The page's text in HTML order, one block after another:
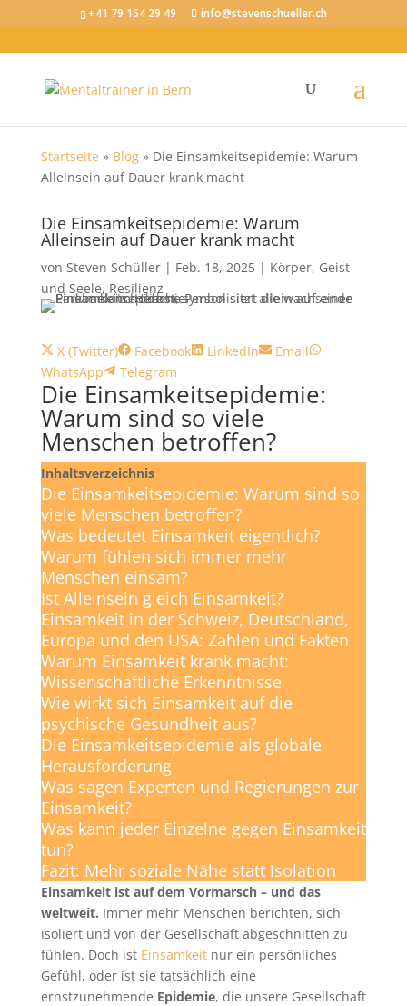
+41 79 154 29 49 info@stevenschueller.ch
Startseite » Blog» Die Einsamkeitsepidemie: Warum
Alleinsein auf Dauer krank macht
Die Einsamkeitsepidemie: Warum
Alleinsein auf Dauer krank macht
von Steven Schüller| Feb. 18, 2025| Körper, Geist
und Seele, Resilienz
Share
on
X (Twitter)
Share
on
Facebook
Share
LinkedIn
Share
Email
Share
WhatsApp
Share
on
Telegram
Die Einsamkeitsepidemie:
Warum sind so viele
Menschen betroffen?
Inhaltsverzeichnis
Die Einsamkeitsepidemie: Warum sind so
viele Menschen betroffen?
Was bedeutet Einsamkeit eigentlich?
Warum fühlen sich immer mehr
Menschen einsam?
Ist Alleinsein gleich Einsamkeit?
Einsamkeit in der Schweiz, Deutschland,
Europa und den USA: Zahlen und Fakten
Warum Einsamkeit krank macht:
Wissenschaftliche Erkenntnisse
Wie wirkt sich Einsamkeit auf die
psychische Gesundheit aus?
Die Einsamkeitsepidemie als globale
Herausforderung
Was sagen Experten und Regierungen zur
Einsamkeit?
Was kann jeder Einzelne gegen Einsamkeit
tun?
Fazit: Mehr soziale Nähe statt Isolation
Einsamkeit ist auf dem Vormarsch – und das
weltweit. Immer mehr Menschen berichten, sich
isoliert und von der Gesellschaft abgeschnitten zu
fühlen. Doch ist Einsamkeitnur ein persönliches
Gefühl, oder ist sie tatsächlich eine
ernstzunehmende Epidemie, die unsere Gesellschaft